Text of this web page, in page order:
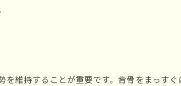
維持することが重要です。背骨をまっすぐ